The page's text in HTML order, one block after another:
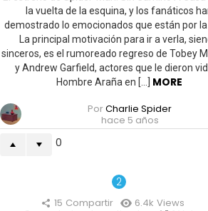
explota
Internet
la vuelta de la esquina, y los fanáticos
demostrado lo emocionados que están por la
La principal motivación para ir a verla,
sinceros, es el rumoreado regreso de Tobey
y Andrew Garfield, actores que le dieron
Hombre Araña en […] MORE
PorCharlie Spider
hace 5 años
0
15 Compartir 6.4k Views